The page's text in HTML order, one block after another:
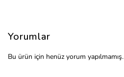
Yorumlar
Bu ürün için henüz yorum yapılmamış.